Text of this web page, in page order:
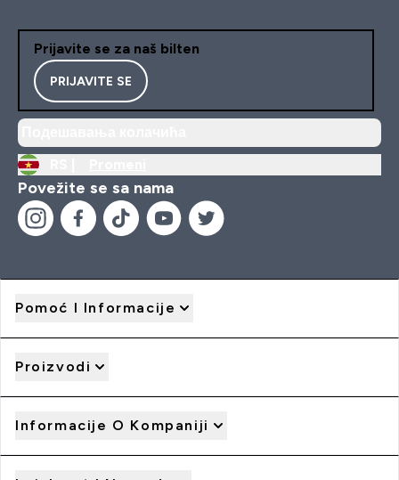
Prijavite se za naš bilten
PRIJAVITE SE
Povežite se sa nama
Pomoć I Informacije
Proizvodi
Informacije O Kompaniji